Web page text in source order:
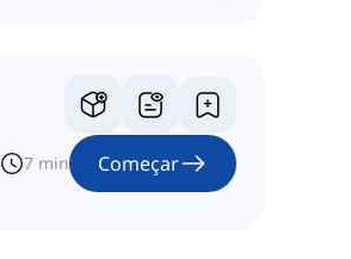
7 min Começar